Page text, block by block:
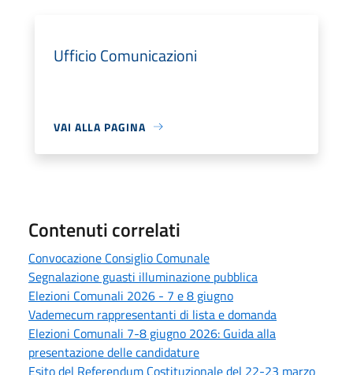
Ufficio Comunicazioni
VAI ALLA PAGINA
Contenuti correlati
Convocazione Consiglio Comunale
Segnalazione guasti illuminazione pubblica
Elezioni Comunali 2026 - 7 e 8 giugno
Vademecum rappresentanti di lista e domanda
Elezioni Comunali 7-8 giugno 2026: Guida alla
presentazione delle candidature
Esito del Referendum Costituzionale del 22-23 marzo